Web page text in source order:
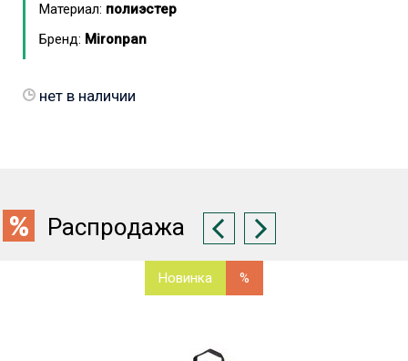
Материал: полиэстер
Бренд: Mironpan
нет в наличии
Распродажа
Новинка %